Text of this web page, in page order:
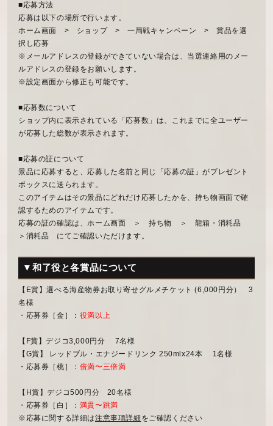
■応募方法
応募は以下の場所で行います。
ホーム画面 > ショップ > 一局戦キャンペーン > 賞品を選
択し応募
※メールアドレスの登録ができていない場合は、当選連絡用のメー
ルアドレスの登録をお願いします。
※設定画面から修正も可能です。
■応募数について
ショップ内に表示されている「応募数」は、これまでに全ユーザー
が応募した総数が表示されます。
■応募の証について
景品に応募すると、応募した名前と同じ「応募の証」がプレゼント
ボックスに送られます。
このアイテムはその景品にどれだけ応募したかを、持ち物画面で確
認するためのアイテムです。
応募の証の確認は、ホーム画面 ＞ 持ち物 ＞ 龍箱・消耗品
＞消耗品 にてご確認いただけます。
▼和了役と各賞品について
【E賞】選べる海産物券お取り寄せグルメチケット (6,000円分） 3
名様
・応募券［金］： 役満以上
【F賞】デジコ3,000円分 7名様
【G賞】 レッドブル・エナジードリンク 250mlx24本 1名様
・応募券［桃］： 倍満〜三倍満
【H賞】デジコ500円分 20名様
・応募券［白］： 満貫〜跳満
※応募に関する詳細は注意事項詳細 をご確認ください